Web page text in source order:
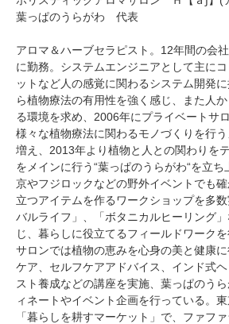
葉っぱのうらがわ 代表
アロマ＆ハーブセラピスト。12年間の会
に勤務。システムエンジニアとして主に
ットなど人の感覚に関わるシステム開発
ら植物療法の有用性を強く感じ、また人
る環境を求め、2006年にプライベートサ
様々な植物療法に関わるモノづくりを行
増え、2013年より植物と人との関わりを
をメインに行う“葉っぱのうらがわ“を立
京やフジロックなどの野外イベントでも
立つアイテムを作るワークショップを多
バルライフ」、「ボタニカルヒーリング
じ、暮らしに役立てるフィールドワークを
サロンでは植物の恵みを心身の美と健康
ケア、セルフケアアドバイス、インド式
スト養成などの講座を実施、葉っぱのう
ィネートやイベント企画を行っている。
「暮らしを耕すマーケット」で、ファフ